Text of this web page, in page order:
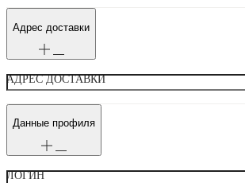
Адрес доставки
АДРЕС ДОСТАВКИ
Данные профиля
ЛОГИН